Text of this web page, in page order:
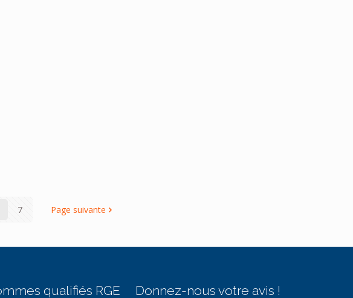
7 Page suivante
qualifiés RGE
Donnez-nous votre avis !